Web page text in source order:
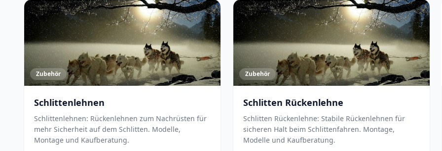
Zubehör
Schlittenlehnen
Schlittenlehnen: Rückenlehnen zum Nachrüsten für
mehr Sicherheit auf dem Schlitten. Modelle,
Montage und Kaufberatung.
Zubehör
Schlitten Rückenlehne
Schlitten Rückenlehne: Stabile Rückenlehnen für
sicheren Halt beim Schlittenfahren. Montage,
Modelle und Kaufberatung.